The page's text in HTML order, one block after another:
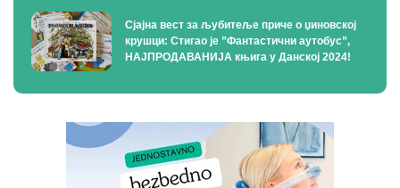
Сјајна вест за љубитеље приче о џиновској
крушци: Стигао је ”Фантастични аутобус”,
НАЈПРОДАВАНИЈА књига у Данској 2024!